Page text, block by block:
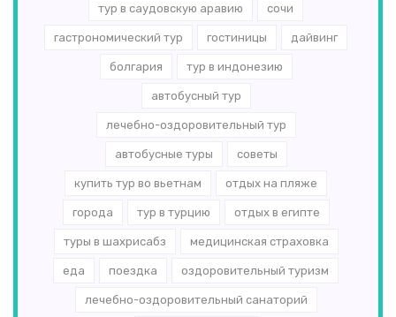
тур в саудовскую аравию сочи
гастрономический тур гостиницы дайвинг
болгария тур в индонезию
автобусный тур
лечебно-оздоровительный тур
автобусные туры советы
купить тур во вьетнам отдых на пляже
города тур в турцию отдых в египте
туры в шахрисабз медицинская страховка
еда поездка оздоровительный туризм
лечебно-оздоровительный санаторий